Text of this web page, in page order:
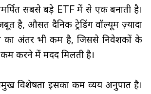
सबसे बड़े ETF में से एक बनाती है।
है, औसत दैनिक ट्रेडिंग वॉल्यूम ज़्यादा
का अंतर भी कम है, जिससे निवेशकों के
कम करने में मदद मिलती है।
विशेषता इसका कम व्यय अनुपात है।